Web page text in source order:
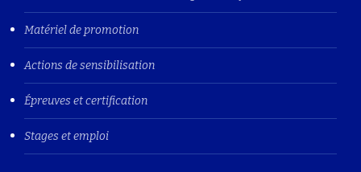
Matériel de promotion
Actions de sensibilisation
Épreuves et certification
Stages et emploi